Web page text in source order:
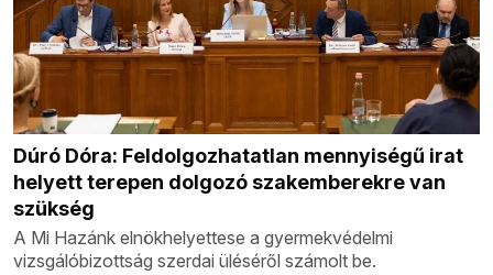
Dúró Dóra: Feldolgozhatatlan mennyiségű irat
helyett terepen dolgozó szakemberekre van
szükség
A Mi Hazánk elnökhelyettese a gyermekvédelmi
vizsgálóbizottság szerdai üléséről számolt be.